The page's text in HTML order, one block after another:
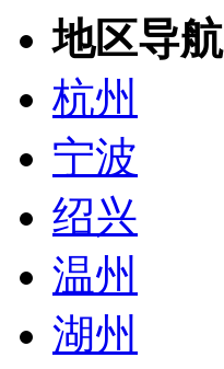
地区导航
杭州
宁波
绍兴
温州
湖州